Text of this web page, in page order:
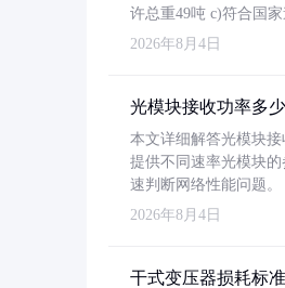
许总重49吨 c)符合国
2026年8月4日
光模块接收功率多
本文详细解答光模块
提供不同速率光模块
速判断网络性能问题。
2026年8月4日
干式变压器损耗标